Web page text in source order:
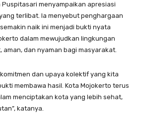
Puspitasari menyampaikan apresiasi
terlibat. Ia menyebut penghargaan
naik ini menjadi bukti nyata
dalam mewujudkan lingkungan
aman, dan nyaman bagi masyarakat.
dan upaya kolektif yang kita
membawa hasil. Kota Mojokerto terus
menciptakan kota yang lebih sehat,
katanya.